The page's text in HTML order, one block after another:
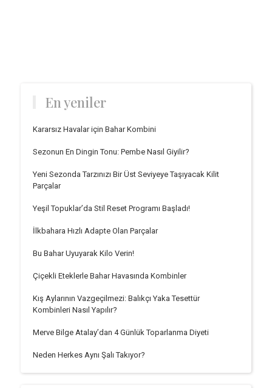
En yeniler
Kararsız Havalar için Bahar Kombini
Sezonun En Dingin Tonu: Pembe Nasıl Giyilir?
Yeni Sezonda Tarzınızı Bir Üst Seviyeye Taşıyacak Kilit
Parçalar
Yeşil Topuklar’da Stil Reset Programı Başladı!
İlkbahara Hızlı Adapte Olan Parçalar
Bu Bahar Uyuyarak Kilo Verin!
Çiçekli Eteklerle Bahar Havasında Kombinler
Kış Aylarının Vazgeçilmezi: Balıkçı Yaka Tesettür
Kombinleri Nasıl Yapılır?
Merve Bilge Atalay’dan 4 Günlük Toparlanma Diyeti
Neden Herkes Aynı Şalı Takıyor?